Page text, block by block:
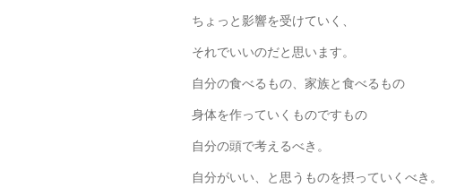
ちょっと影響を受けていく、
それでいいのだと思います。
自分の食べるもの、家族と食べるもの
身体を作っていくものですもの
自分の頭で考えるべき。
自分がいい、と思うものを摂っていくべき。